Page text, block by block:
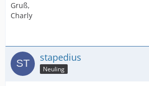
Gruß,
Charly
stapedius
Neuling